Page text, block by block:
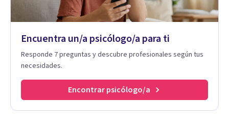
Encuentra un/a psicólogo/a para ti
Responde 7 preguntas y descubre profesionales según tus
necesidades.
Encontrar psicólogo/a